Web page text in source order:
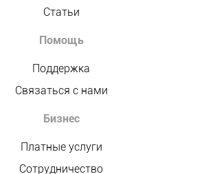
Статьи
Помощь
Поддержка
Связаться с нами
Бизнес
Платные услуги
Сотрудничество